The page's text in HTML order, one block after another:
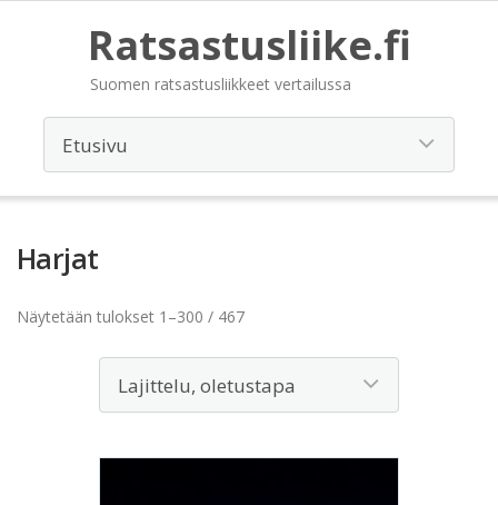
Ratsastusliike.fi
Suomen ratsastusliikkeet vertailussa
Harjat
Näytetään tulokset 1–300 / 467